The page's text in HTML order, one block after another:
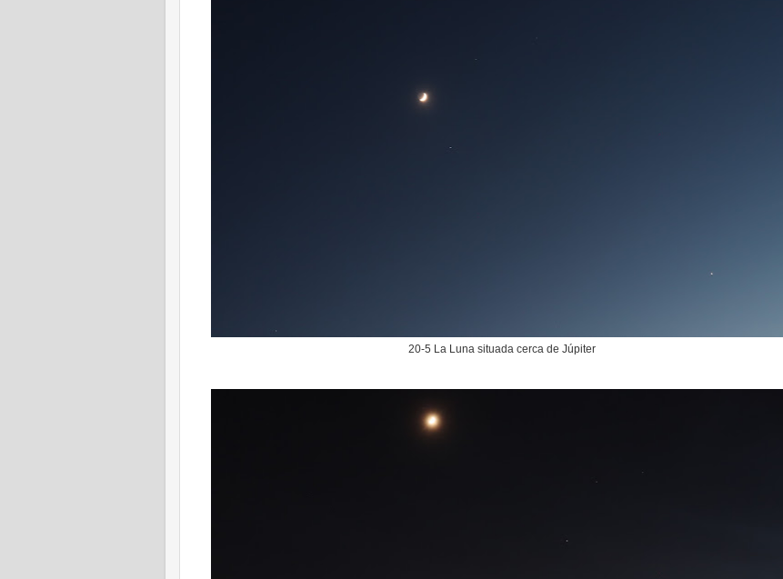
20-5 La Luna situada cerca de Júpiter